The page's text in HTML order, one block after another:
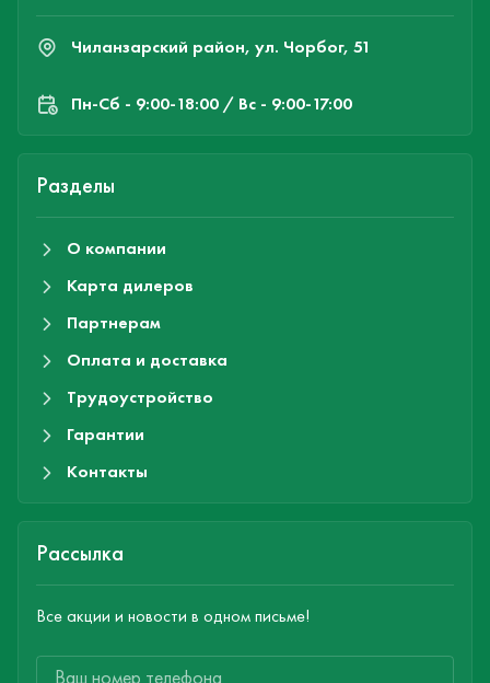
Чиланзарский район, ул. Чорбог, 51
Пн-Cб - 9:00-18:00 / Вс - 9:00-17:00
Разделы
О компании
Карта дилеров
Партнерам
Оплата и доставка
Трудоустройство
Гарантии
Контакты
Рассылка
Все акции и новости в одном письме!